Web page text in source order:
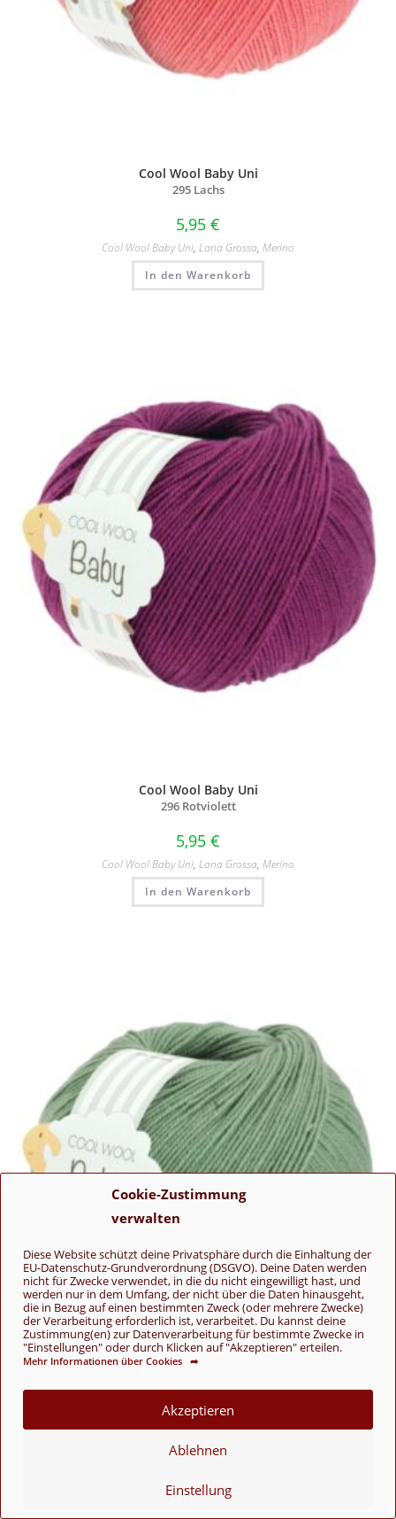
Cookie-Zustimmung
verwalten
Diese Website schützt deine Privatsphäre durch die Einhaltung der
EU-Datenschutz-Grundverordnung (DSGVO). Deine Daten werden
nicht für Zwecke verwendet, in die du nicht eingewilligt hast, und
werden nur in dem Umfang, der nicht über die Daten hinausgeht,
die in Bezug auf einen bestimmten Zweck (oder mehrere Zwecke)
der Verarbeitung erforderlich ist, verarbeitet. Du kannst deine
Zustimmung(en) zur Datenverarbeitung für bestimmte Zwecke in
"Einstellungen" oder durch Klicken auf "Akzeptieren" erteilen.
Mehr Informationen über Cookies ➦
Akzeptieren
Ablehnen
Einstellung
Cool Wool Baby Uni
295 Lachs
5,95 €
Cool Wool Baby Uni, Lana Grossa, Merino
In den Warenkorb
Cool Wool Baby Uni
296 Rotviolett
5,95 €
Cool Wool Baby Uni, Lana Grossa, Merino
In den Warenkorb
Cool Wool Baby Uni
297 Resedagrün
6,50€
Lana Grossa